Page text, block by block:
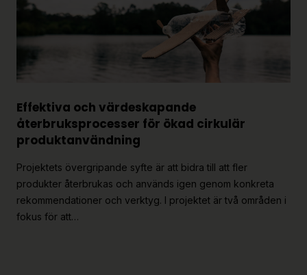
Effektiva och värdeskapande
återbruksprocesser för ökad cirkulär
produktanvändning
Projektets övergripande syfte är att bidra till att fler
produkter återbrukas och används igen genom konkreta
rekommendationer och verktyg. I projektet är två områden i
fokus för att…